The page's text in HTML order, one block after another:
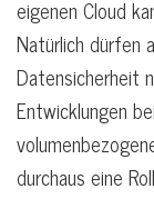
eigenen Cloud
Natürlich dürfen
Datensicherheit
Entwicklungen
durchaus eine